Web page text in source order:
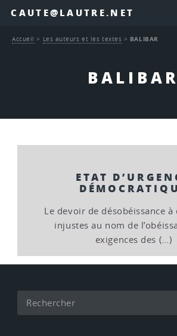
CAUTE@LAUTRE.NET
BALIBAR
Accueil > Les auteurs et les textes > BALIBAR
ETAT
Le devoir de désobéissance à
injustes au nom de
exigences des (…)